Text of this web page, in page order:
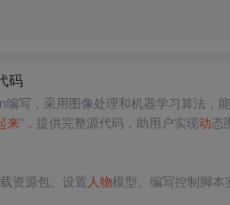
码
写，采用图像处理和机器学习算法，
来”，提供完整源代码，助用户实现动态
资源包、设置 人物模型、编写控制脚本